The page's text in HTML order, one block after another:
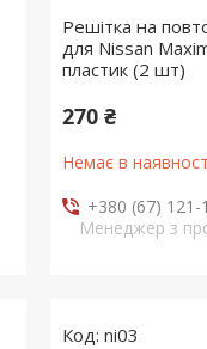
Решітка на
для Nissan
пластик (2 шт)
270 ₴
Немає в
+380 (67) 121-
Менеджер з
ni03